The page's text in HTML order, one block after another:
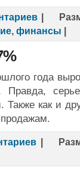
, финансы
года
Правда,
как и